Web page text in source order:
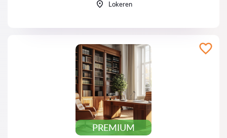
Lokeren
PREMIUM